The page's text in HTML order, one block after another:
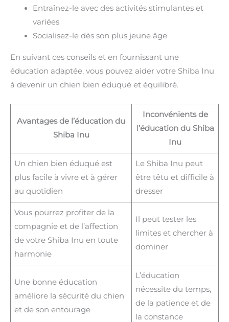
Entraînez-le avec des activités stimulantes et
variées
Socialisez-le dès son plus jeune âge
En suivant ces conseils et en fournissant une
éducation adaptée, vous pouvez aider votre Shiba Inu
à devenir un chien bien éduqué et équilibré.
Avantages de l’éducation du
Shiba Inu
Inconvénients de
l’éducation du Shiba
Inu
Un chien bien éduqué est
plus facile à vivre et à gérer
au quotidien
Le Shiba Inu peut
être têtu et difficile à
dresser
Vous pourrez profiter de la
compagnie et de l’affection
de votre Shiba Inu en toute
harmonie
Il peut tester les
limites et chercher à
dominer
Une bonne éducation
améliore la sécurité du chien
et de son entourage
L’éducation
nécessite du temps,
de la patience et de
la constance